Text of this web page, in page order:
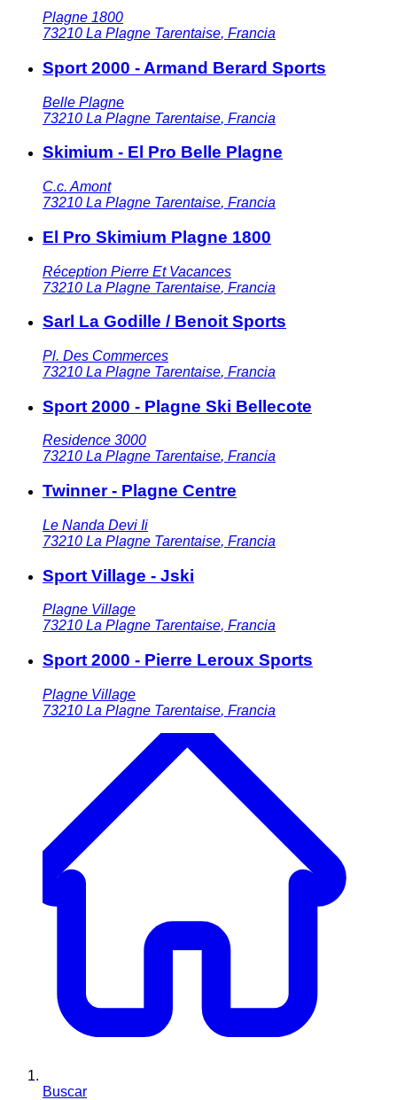
Plagne 1800
73210 La Plagne Tarentaise, Francia
Sport 2000 - Armand Berard Sports
Belle Plagne
73210 La Plagne Tarentaise, Francia
Skimium - El Pro Belle Plagne
C.c. Amont
73210 La Plagne Tarentaise, Francia
El Pro Skimium Plagne 1800
Réception Pierre Et Vacances
73210 La Plagne Tarentaise, Francia
Sarl La Godille / Benoit Sports
Pl. Des Commerces
73210 La Plagne Tarentaise, Francia
Sport 2000 - Plagne Ski Bellecote
Residence 3000
73210 La Plagne Tarentaise, Francia
Twinner - Plagne Centre
Le Nanda Devi Ii
73210 La Plagne Tarentaise, Francia
Sport Village - Jski
Plagne Village
73210 La Plagne Tarentaise, Francia
Sport 2000 - Pierre Leroux Sports
Plagne Village
73210 La Plagne Tarentaise, Francia
Buscar